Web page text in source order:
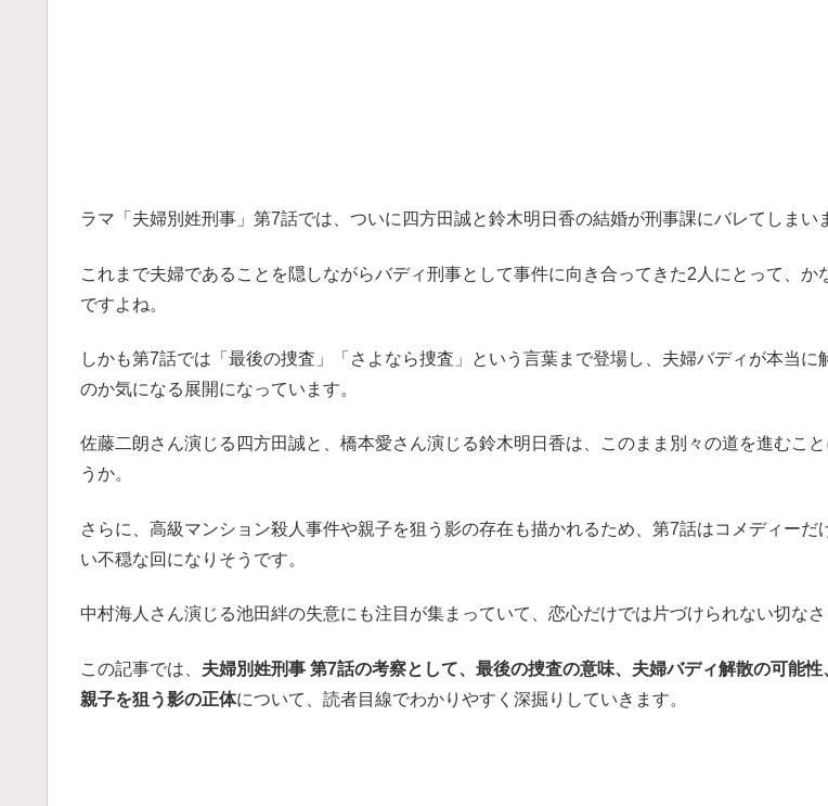
ラマ「夫婦別姓刑事」第7話では、ついに四方田誠と鈴木明日香の結婚が刑事課にバレてしまい
これまで夫婦であることを隠しながらバディ刑事として事件に向き合ってきた2人にとって、か
ですよね。
しかも第7話では「最後の捜査」「さよなら捜査」という言葉まで登場し、夫婦バディが本当に
のか気になる展開になっています。
佐藤二朗さん演じる四方田誠と、橋本愛さん演じる鈴木明日香は、このまま別々の道を進むこと
うか。
さらに、高級マンション殺人事件や親子を狙う影の存在も描かれるため、第7話はコメディーだ
い不穏な回になりそうです。
中村海人さん演じる池田絆の失意にも注目が集まっていて、恋心だけでは片づけられない切なさ
この記事では、 夫婦別姓刑事 第7話の考察として、最後の捜査の意味、夫婦バディ解散の可能
親子を狙う影の正体について、読者目線でわかりやすく深掘りしていきます。